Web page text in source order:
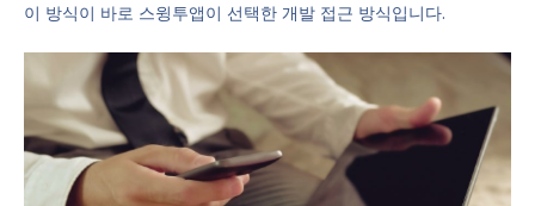
이 방식이 바로 스윙투앱이 선택한 개발 접근 방식입니다.